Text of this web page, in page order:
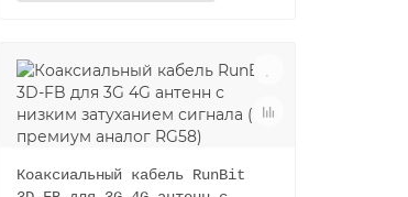
Коаксиальный кабель RunBit